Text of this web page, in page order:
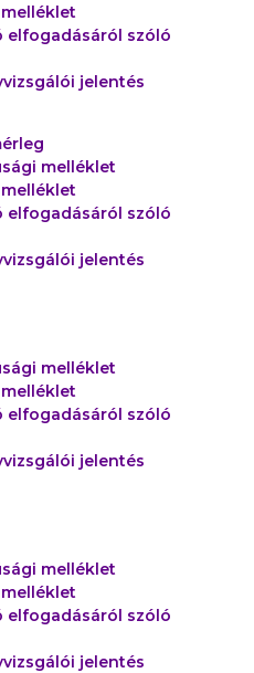
elfogadásáról szóló
jelentés
melléklet
elfogadásáról szóló
jelentés
melléklet
elfogadásáról szóló
jelentés
melléklet
elfogadásáról szóló
jelentés